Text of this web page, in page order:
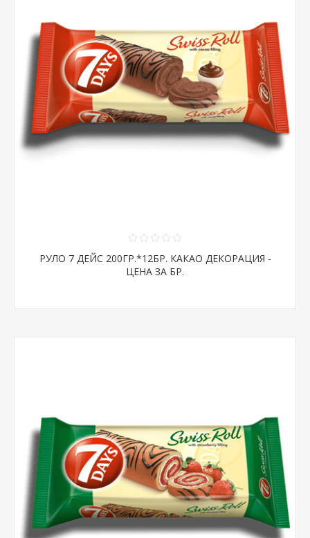
РУЛО 7 ДЕЙС 200ГР.*12БР. КАКАО ДЕКОРАЦИЯ -
ЦЕНА ЗА БР.